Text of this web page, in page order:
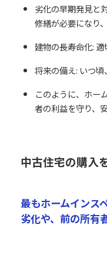
劣化の早期発見と
修繕が必要になり
建物の長寿命化:
将来の備え: いつ
このように、ホー
者の利益を守り、
中古住宅の購入
最もホームインス
劣化や、前の所有